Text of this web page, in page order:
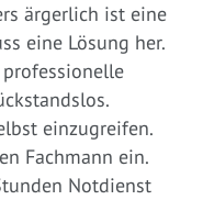
ärgerlich ist eine
eine Lösung her.
einzugreifen.
Fachmann ein.
Notdienst